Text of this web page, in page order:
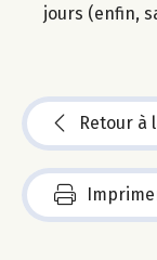
jours (enfin,
Retour à